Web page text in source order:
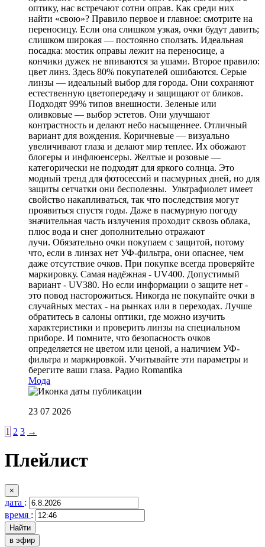
оптику, нас встречают сотни оправ. Как среди них
найти «свою»? Правило первое и главное: смотрите на
переносицу. Если она слишком узкая, очки будут давить;
слишком широкая — постоянно сползать. Идеальная
посадка: мостик оправы лежит на переносице, а
кончики дужек не впиваются за ушами. Второе правило:
цвет линз. Здесь 80% покупателей ошибаются. Серые
линзы — идеальный выбор для города. Они сохраняют
естественную цветопередачу и защищают от бликов.
Подходят 99% типов внешности. Зеленые или
оливковые — выбор эстетов. Они улучшают
контрастность и делают небо насыщеннее. Отличный
вариант для вождения. Коричневые — визуально
увеличивают глаза и делают мир теплее. Их обожают
блогеры и инфлюенсеры. Желтые и розовые —
категорически не подходят для яркого солнца. Это
модный тренд для фотосессий и пасмурных дней, но для
защиты сетчатки они бесполезны. Ультрафиолет имеет
свойство накапливаться, так что последствия могут
проявиться спустя годы. Даже в пасмурную погоду
значительная часть излучения проходит сквозь облака,
плюс вода и снег дополнительно отражают
лучи. Обязательно очки покупаем с защитой, потому
что, если в линзах нет УФ-фильтра, они опаснее, чем
даже отсутствие очков. При покупке всегда проверяйте
маркировку. Самая надёжная - UV400. Допустимый
вариант - UV380. Но если информации о защите нет -
это повод насторожиться. Никогда не покупайте очки в
случайных местах - на рынках или в переходах. Лучше
обратитесь в салоны оптики, где можно изучить
характеристики и проверить линзы на специальном
приборе. И помните, что безопасность очков
определяется не цветом или ценой, а наличием УФ-
фильтра и маркировкой. Учитывайте эти параметры и
берегите ваши глаза. Радио Romantika
Мода
23 07 2026
1 2 3 →
Плейлист
×
дата :
время :
в эфир